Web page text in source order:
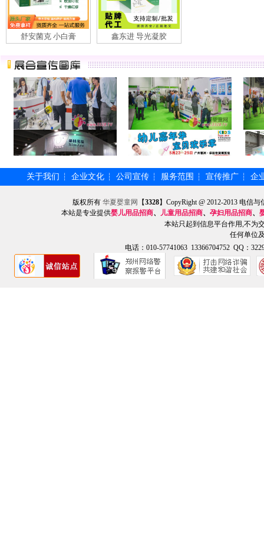
舒安菌克 小白膏 鑫东进 导光凝胶
关于我们 ┆ 企业文化 ┆ 公司宣传 ┆ 服务范围 ┆ 宣传推广 ┆ 企
版权所有华夏婴童网 【3328】CopyRight @ 2012-2013 电信
本站是专业提供婴儿用品招商、 儿童用品招商、 孕妇用品招商、
本站只起到信息平台作用,不为
任何单位
电话：010-57741063 13366704752 QQ：